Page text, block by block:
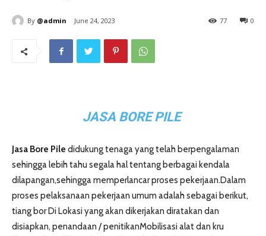
By @admin June 24, 2023 0
77
JASA BORE PILE
Jasa Bore Pile didukung tenaga yang telah berpengalaman
sehingga lebih tahu segala hal tentang berbagai kendala
dilapangan,sehingga memperlancar proses pekerjaan.Dalam
proses pelaksanaan pekerjaan umum adalah sebagai berikut,
tiang bor Di Lokasi yang akan dikerjakan diratakan dan
disiapkan, penandaan / penitikanMobilisasi alat dan kru